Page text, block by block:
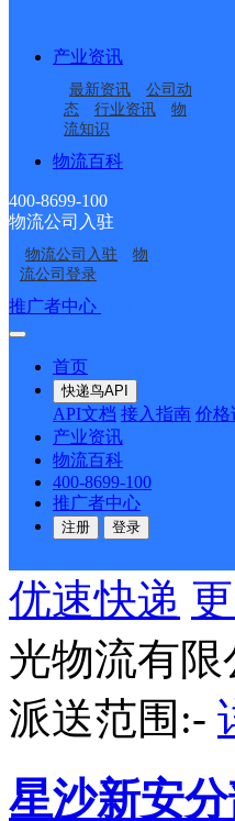
产业资讯
最新资讯
公司动
态
行业资讯
物
流知识
物流百科
400-8699-100
物流公司入驻
物流公司入驻
物
流公司登录
推广者中心
首页
快递鸟API
API文档 接入指南 价格
产业资讯
物流百科
400-8699-100
推广者中心
注册 登录
优速快递
派送范围:-
UH长沙黎托
优速快递
置房4区35栋
派送范围:-
UH长沙金
优速快递
光物流有限
派送范围:-
星沙新安